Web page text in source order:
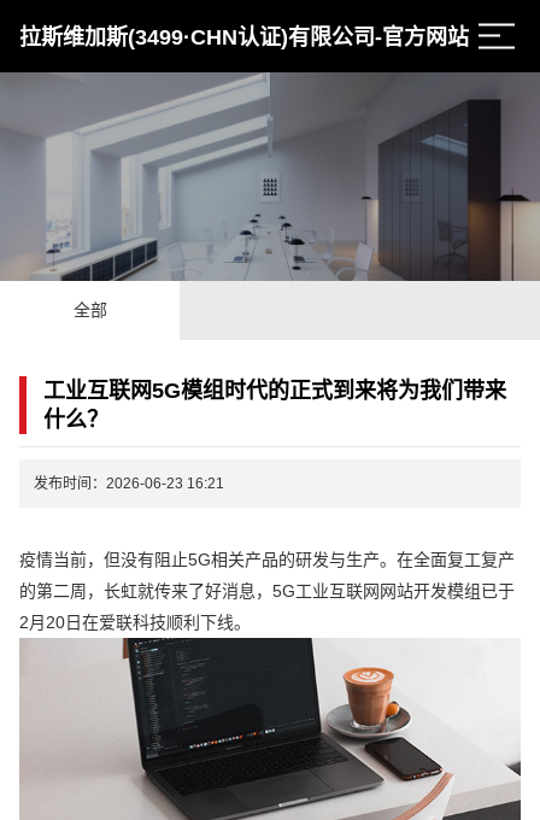
拉斯维加斯(3499·CHN认证)有限公司-官方网站
全部
工业互联网5G模组时代的正式到来将为我们带来
什么？
发布时间：2026-06-23 16:21
疫情当前，但没有阻止5G相关产品的研发与生产。在全面复工复产
的第二周，长虹就传来了好消息，5G工业互联网网站开发模组已于
2月20日在爱联科技顺利下线。